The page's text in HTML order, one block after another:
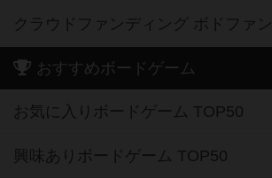
クラウドファンディング ボドファン
おすすめボードゲーム
お気に入りボードゲーム TOP50
興味ありボードゲーム TOP50